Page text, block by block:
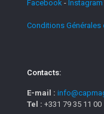
Facebook - Instagram
Conditions Générales
Contacts:
E-mail :
Tel : +331 79 35 11 00